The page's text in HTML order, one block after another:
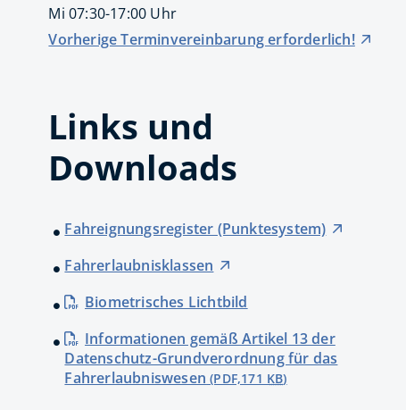
Mi 07:30-17:00 Uhr
Vorherige Terminvereinbarung erforderlich!
Links und
Downloads
Fahreignungsregister (Punktesystem)
Fahrerlaubnisklassen
Biometrisches Lichtbild
Informationen gemäß Artikel 13 der
Datenschutz-Grundverordnung für das
Fahrerlaubniswesen (PDF,171 KB)